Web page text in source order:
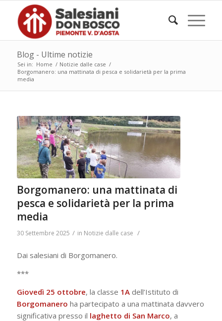
Blog - Ultime notizie
Sei in: Home / Notizie dalle case /
Borgomanero: una mattinata di pesca e solidarietà per la prima
media
Borgomanero: una mattinata di
pesca e solidarietà per la prima
media
30 Settembre 2025 / in Notizie dalle case /
Dai salesiani di Borgomanero.
***
Giovedì 25 ottobre, la classe 1Adell’Istituto di
Borgomanero ha partecipato a una mattinata davvero
significativa presso il laghetto di San Marco, a